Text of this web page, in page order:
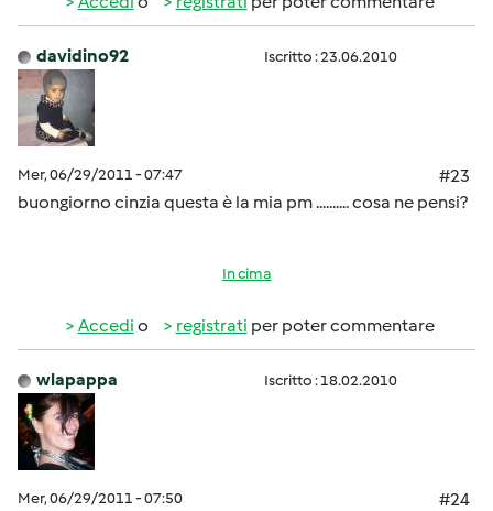
davidino92 Iscritto : 23.06.2010
Mer, 06/29/2011 - 07:47
#23
buongiorno cinzia questa è la mia pm .......... cosa ne pensi?
In cima
Accedi o registrati per poter commentare
wlapappa Iscritto : 18.02.2010
Mer, 06/29/2011 - 07:50
#24